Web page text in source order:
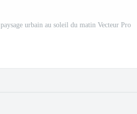
paysage urbain au soleil du matin Vecteur Pro